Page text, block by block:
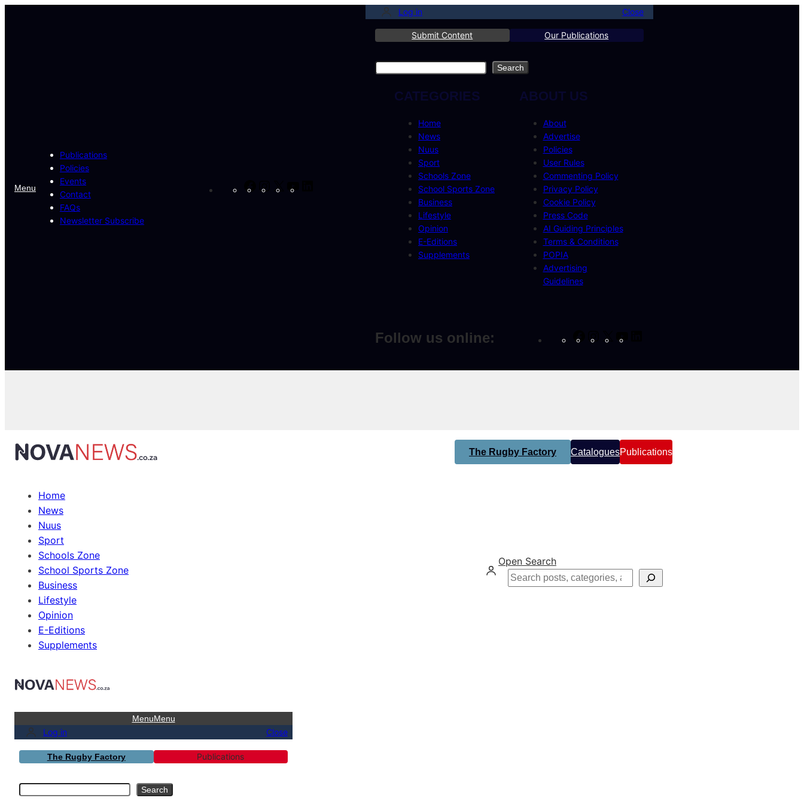
Menu
Publications
Policies
Events
Contact
FAQs
Newsletter Subscribe
Log in Close
Submit Content Our Publications
Search Search
CATEGORIES
Home
News
Nuus
Sport
Schools Zone
School Sports Zone
Business
Lifestyle
Opinion
E-Editions
Supplements
ABOUT US
About
Advertise
Policies
User Rules
Commenting Policy
Privacy Policy
Cookie Policy
Press Code
AI Guiding Principles
Terms & Conditions
POPIA
Advertising
Guidelines
Follow us online:
The Rugby Factory CataloguesPublications
Home
News
Nuus
Sport
Schools Zone
School Sports Zone
Business
Lifestyle
Opinion
E-Editions
Supplements
Open Search
Search
MenuMenu
Log in Close
The Rugby Factory Publications
Search